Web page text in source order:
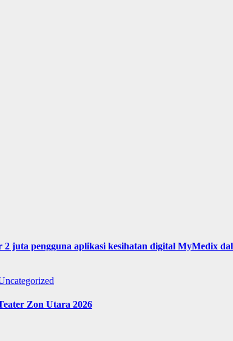
2 juta pengguna aplikasi kesihatan digital MyMedix
Zon Utara 2026